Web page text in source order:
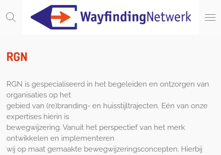
direct
hoofdinhoud
RGN
RGN is gespecialiseerd in het begeleiden en ontzorgen van
organisaties op het
gebied van (re)branding- en huisstijltrajecten. Eén van onze
expertises hierin is
bewegwijzering. Vanuit het perspectief van het merk
ontwikkelen en implementeren
wij op maat gemaakte bewegwijzeringsconcepten. Hierbij